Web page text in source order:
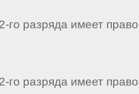
го разряда имеет
го разряда имеет